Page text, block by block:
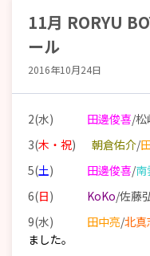
11月 RORYU
ール
2016年10月24日
2(水) 田邊俊喜/松
3(木・祝) 朝倉佑介/
5(土) 田邊俊喜/南
6(日) KoKo/佐藤
9(水) 田中亮/北
ました。